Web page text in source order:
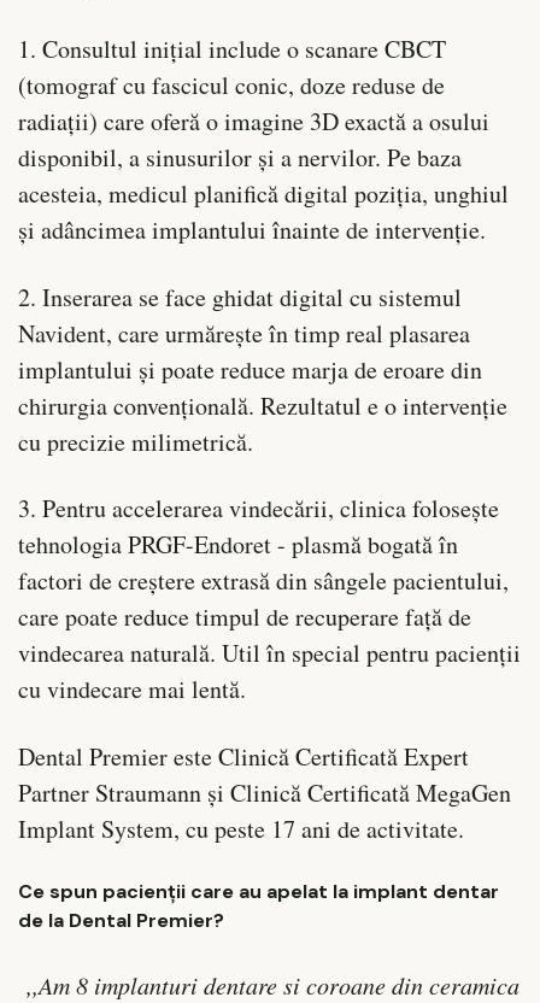
1. Consultul inițial include o scanare CBCT
(tomograf cu fascicul conic, doze reduse de
radiații) care oferă o imagine 3D exactă a osului
disponibil, a sinusurilor și a nervilor. Pe baza
acesteia, medicul planifică digital poziția, unghiul
și adâncimea implantului înainte de intervenție.
2. Inserarea se face ghidat digital cu sistemul
Navident, care urmărește în timp real plasarea
implantului și poate reduce marja de eroare din
chirurgia convențională. Rezultatul e o intervenție
cu precizie milimetrică.
3. Pentru accelerarea vindecării, clinica folosește
tehnologia PRGF-Endoret - plasmă bogată în
factori de creștere extrasă din sângele pacientului,
care poate reduce timpul de recuperare față de
vindecarea naturală. Util în special pentru pacienții
cu vindecare mai lentă.
Dental Premier este Clinică Certificată Expert
Partner Straumann și Clinică Certificată MegaGen
Implant System, cu peste 17 ani de activitate.
Ce spun pacienții care au apelat la implant dentar
de la Dental Premier?
,,Am 8 implanturi dentare si coroane din ceramica